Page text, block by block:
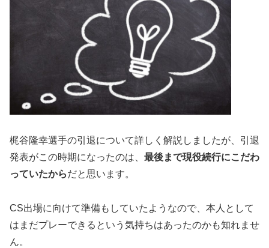
梶谷隆幸選手の引退について詳しく解説しましたが、引退
発表がこの時期になったのは、 最後まで現役続行にこだわ
っていたからだと思います。
CS出場に向けて準備もしていたようなので、本人として
はまだプレーできるという気持ちはあったのかも知れませ
ん。